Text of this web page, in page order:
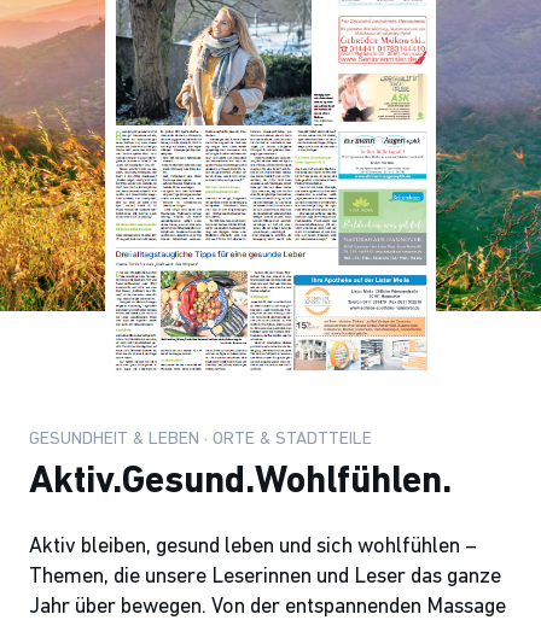
GESUNDHEIT & LEBEN · ORTE & STADTTEILE
Aktiv.Gesund.Wohlfühlen.
Aktiv bleiben, gesund leben und sich wohlfühlen –
Themen, die unsere Leserinnen und Leser das ganze
Jahr über bewegen. Von der entspannenden Massage